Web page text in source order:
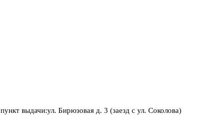
пункт выдачи:ул. Бирюзовая д. 3 (заезд с ул. Соколова)